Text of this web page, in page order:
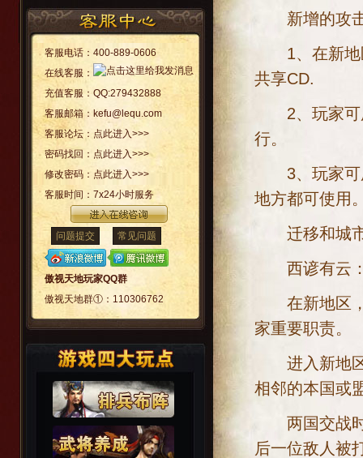
客服电话： 400-889-0606
在线客服：
充值客服： QQ:279432888
客服邮箱： kefu@lequ.com
客服论坛： 点此进入>>>
密码找回： 点此进入>>>
修改密码： 点此进入>>>
客服时间： 7x24小时服务
问题提交 常见问题
傲视天地玩家QQ群
傲视天地群①： 110306762
新增的攻击
1、在新地
共享CD.
2、玩家可
行。
3、玩家可
地方都可使用
迁移和城市
西谚有云：
在新地区，
家重要职责。
进入新地区
相邻的本国或
两国交战时
后一位敌人被